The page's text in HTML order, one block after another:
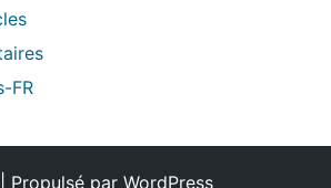
FR
| Propulsé par WordPress